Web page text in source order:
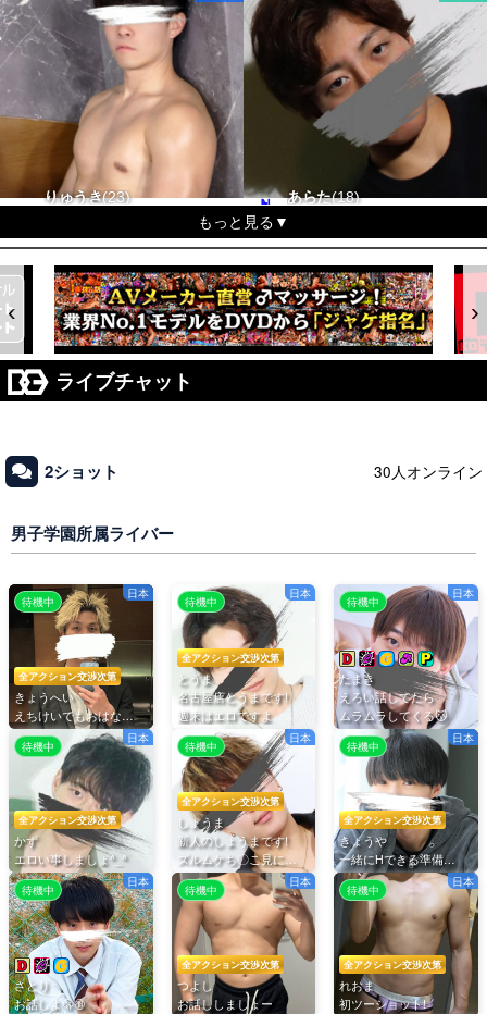
しょうま 20
176-89 タチ△ ウケx
ちふゆ 22
183-62 タチ△ ウケx
もっと見る▼
りゅうた 23
183-70 タチ△ ウケ△
あれん 20
161-55 タチ△ ウケx
もっと見る▼
つきと 20
165-56 タチx ウケx
うる 20
170-52 タチ〇 ウケ〇
もっと見る▼
ゆうひ 22
178-67 タチ△ ウケ△
らいち 19
166-55 タチ△ ウケx
もっと見る▼
りゅうき 23
171-66 タチ△ ウケ〇
あらた 18
168-62 タチx ウケx
もっと見る▼
‹ ›
ライブチャット